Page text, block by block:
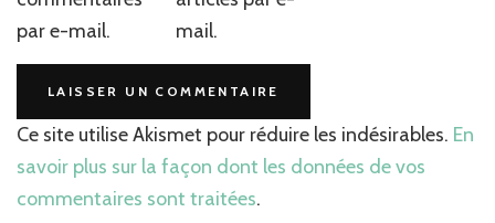
par e-mail.
mail.
Ce site utilise Akismet pour réduire les indésirables. En
savoir plus sur la façon dont les données de vos
commentaires sont traitées.